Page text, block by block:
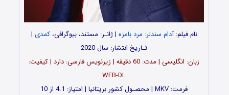
نام فیلم:آدام سندلر: مرد بامزه | ژانـر: مستند، بیوگرافی،کمدی |
تـاریخ انتشار: سال 2020
زبان: انگلیسی | مدت: 60 دقیقه | زیرنویس فارسی: دارد | کیفیت:
WEB-DL
فرمت: MKV | محصـول کشور بریتانیا | امتیاز: 4.1 از 10